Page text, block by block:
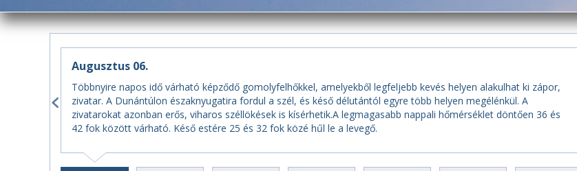
Augusztus 06.
Többnyire napos idő várható képződő gomolyfelhőkkel, amelyekből legfeljebb kevés helyen alakulhat ki zápor,
zivatar. A Dunántúlon északnyugatira fordul a szél, és késő délutántól egyre több helyen megélénkül. A
zivatarokat azonban erős, viharos széllökések is kísérhetik.A legmagasabb nappali hőmérséklet döntően 36 és
42 fok között várható. Késő estére 25 és 32 fok közé hűl le a levegő.